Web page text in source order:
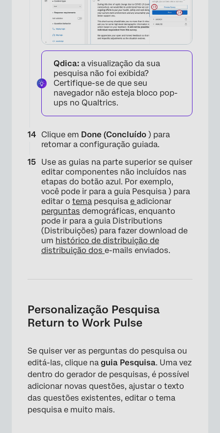
Qdica: a visualização da sua
pesquisa não foi exibida?
Certifique-se de que seu
navegador não esteja bloco pop-
ups no Qualtrics.
Clique em Done (Concluído ) para
retomar a configuração guiada.
Use as guias na parte superior se quiser
editar componentes não incluídos nas
etapas do botão azul. Por exemplo,
você pode ir para a guia Pesquisa ) para
editar o tema pesquisa e adicionar
perguntas demográficas, enquanto
pode ir para a guia Distributions
(Distribuições) para fazer download de
um histórico de distribuição de
distribuição dos e-mails enviados.
Personalização Pesquisa
Return to Work Pulse
Se quiser ver as perguntas do pesquisa ou
editá-las, clique na guia Pesquisa. Uma vez
dentro do gerador de pesquisas, é possível
adicionar novas questões, ajustar o texto
das questões existentes, editar o tema
pesquisa e muito mais.